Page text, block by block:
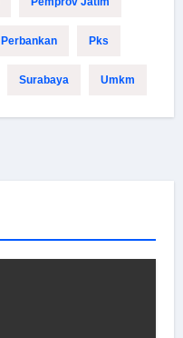
Perbankan Pks
Surabaya Umkm